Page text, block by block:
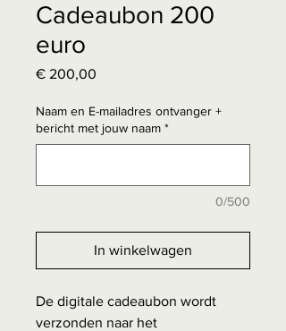
Cadeaubon 200
euro
€ 200,00
Naam en E-mailadres ontvanger +
bericht met jouw naam *
0/500
In winkelwagen
De digitale cadeaubon wordt
verzonden naar het